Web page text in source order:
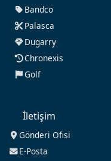
Bandco
Palasca
Dugarry
Chronexis
Golf
İletişim
Gönderi Ofisi
E-Posta